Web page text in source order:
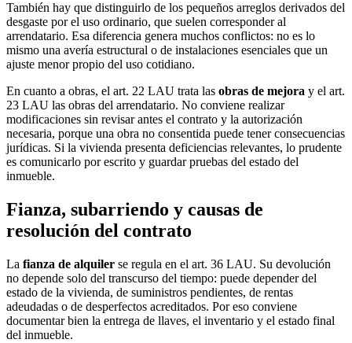
También hay que distinguirlo de los pequeños arreglos derivados del
desgaste por el uso ordinario, que suelen corresponder al
arrendatario. Esa diferencia genera muchos conflictos: no es lo
mismo una avería estructural o de instalaciones esenciales que un
ajuste menor propio del uso cotidiano.
En cuanto a obras, el art. 22 LAU trata las obras de mejora y el art.
23 LAU las obras del arrendatario. No conviene realizar
modificaciones sin revisar antes el contrato y la autorización
necesaria, porque una obra no consentida puede tener consecuencias
jurídicas. Si la vivienda presenta deficiencias relevantes, lo prudente
es comunicarlo por escrito y guardar pruebas del estado del
inmueble.
Fianza, subarriendo y causas de
resolución del contrato
La fianza de alquiler se regula en el art. 36 LAU. Su devolución
no depende solo del transcurso del tiempo: puede depender del
estado de la vivienda, de suministros pendientes, de rentas
adeudadas o de desperfectos acreditados. Por eso conviene
documentar bien la entrega de llaves, el inventario y el estado final
del inmueble.